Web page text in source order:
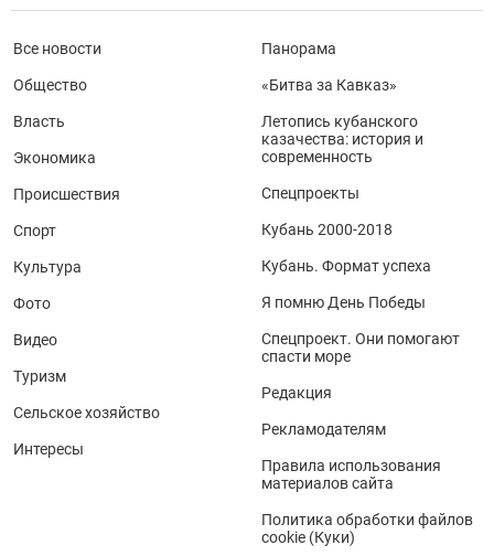
Все новости
Общество
Власть
Экономика
Происшествия
Спорт
Культура
Фото
Видео
Туризм
Сельское хозяйство
Интересы
Панорама
«Битва за Кавказ»
Летопись кубанского
казачества: история и
современность
Спецпроекты
Кубань 2000-2018
Кубань. Формат успеха
Я помню День Победы
Спецпроект. Они помогают
спасти море
Редакция
Рекламодателям
Правила использования
материалов сайта
Политика обработки файлов
cookie (Куки)